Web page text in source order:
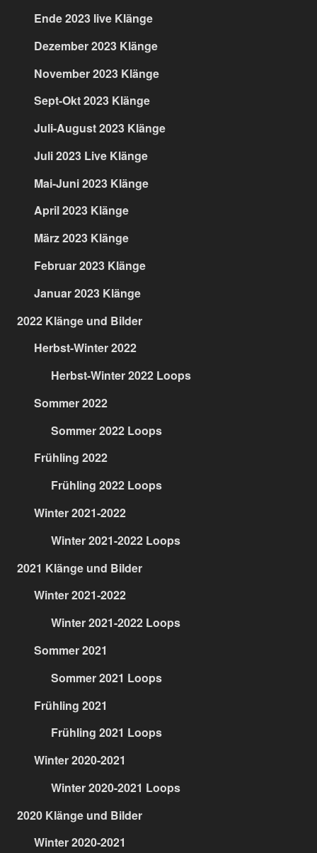
Ende 2023 live Klänge
Dezember 2023 Klänge
November 2023 Klänge
Sept-Okt 2023 Klänge
Juli-August 2023 Klänge
Juli 2023 Live Klänge
Mai-Juni 2023 Klänge
April 2023 Klänge
März 2023 Klänge
Februar 2023 Klänge
Januar 2023 Klänge
2022 Klänge und Bilder
Herbst-Winter 2022
Herbst-Winter 2022 Loops
Sommer 2022
Sommer 2022 Loops
Frühling 2022
Frühling 2022 Loops
Winter 2021-2022
Winter 2021-2022 Loops
2021 Klänge und Bilder
Winter 2021-2022
Winter 2021-2022 Loops
Sommer 2021
Sommer 2021 Loops
Frühling 2021
Frühling 2021 Loops
Winter 2020-2021
Winter 2020-2021 Loops
2020 Klänge und Bilder
Winter 2020-2021